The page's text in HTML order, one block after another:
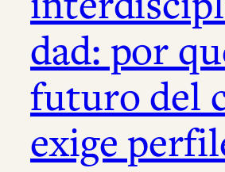
dad: por
futuro del
exige